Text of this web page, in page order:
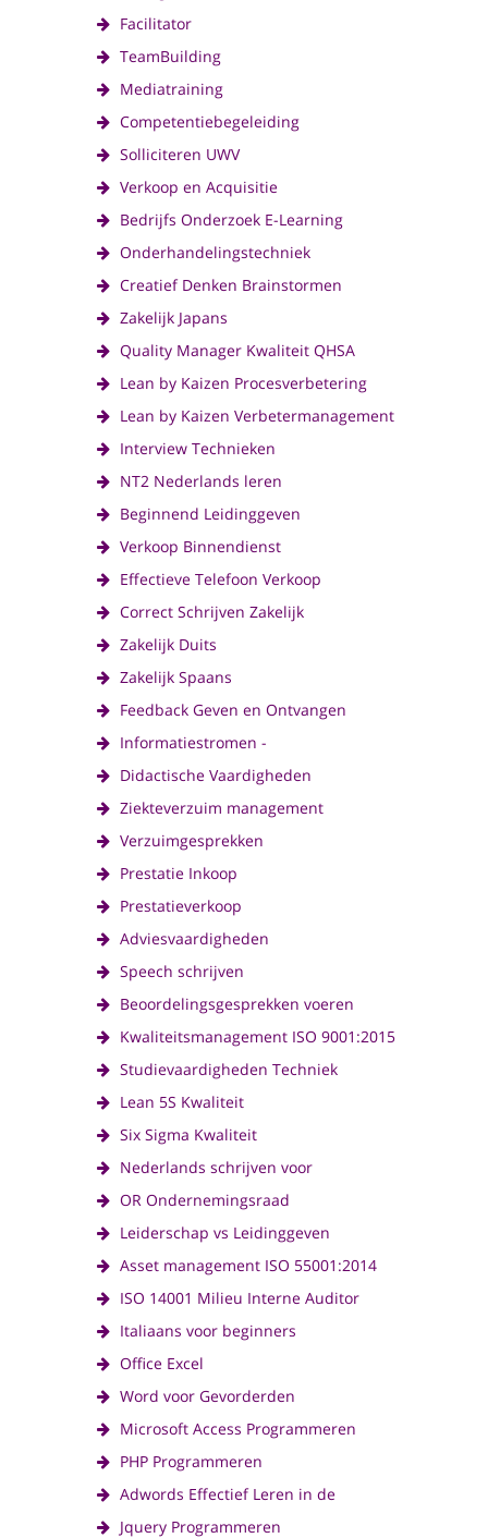
Facilitator
TeamBuilding
Mediatraining
Competentiebegeleiding
Solliciteren UWV
Verkoop en Acquisitie
Bedrijfs Onderzoek E-Learning
Onderhandelingstechniek
Creatief Denken Brainstormen
Zakelijk Japans
Quality Manager Kwaliteit QHSA
Lean by Kaizen Procesverbetering
Lean by Kaizen Verbetermanagement
Interview Technieken
NT2 Nederlands leren
Beginnend Leidinggeven
Verkoop Binnendienst
Effectieve Telefoon Verkoop
Correct Schrijven Zakelijk
Zakelijk Duits
Zakelijk Spaans
Feedback Geven en Ontvangen
Informatiestromen -
Didactische Vaardigheden
Ziekteverzuim management
Verzuimgesprekken
Prestatie Inkoop
Prestatieverkoop
Adviesvaardigheden
Speech schrijven
Beoordelingsgesprekken voeren
Kwaliteitsmanagement ISO 9001:2015
Studievaardigheden Techniek
Lean 5S Kwaliteit
Six Sigma Kwaliteit
Nederlands schrijven voor
OR Ondernemingsraad
Leiderschap vs Leidinggeven
Asset management ISO 55001:2014
ISO 14001 Milieu Interne Auditor
Italiaans voor beginners
Office Excel
Word voor Gevorderden
Microsoft Access Programmeren
PHP Programmeren
Adwords Effectief Leren in de
Jquery Programmeren